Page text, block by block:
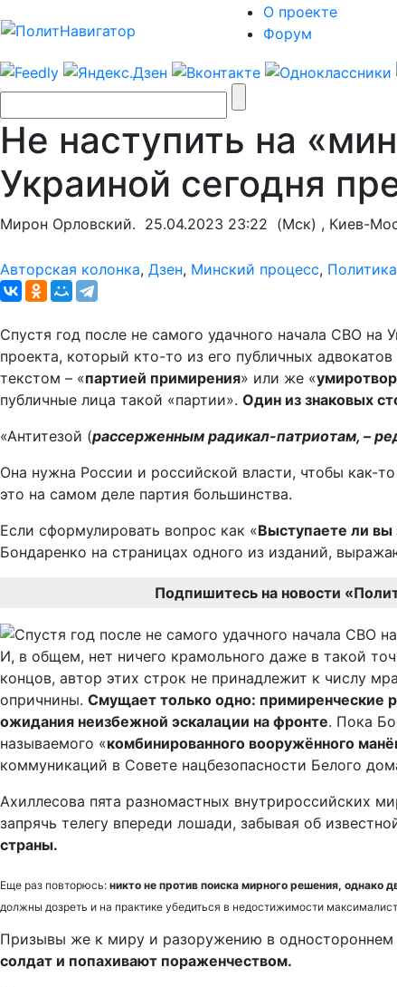
О проекте
Форум
Не наступить на
Украиной сегодня
Мирон Орловский. 25.04.2023 23:22 (Мск) , Киев-
Авторская колонка, Дзен, Минский процесс, Политика
Спустя год после не самого удачного начала СВО на
проекта, который кто-то из его публичных
текстом – «партией примирения» или же «
публичные лица такой «партии». Один из знаковых
«Антитезой (рассерженным радикал-патриотам, –
Она нужна России и российской власти, чтобы как-
это на самом деле партия большинства.
Если сформулировать вопрос как «Выступаете ли
Бондаренко на страницах одного из изданий,
Подпишитесь на новости
И, в общем, нет ничего крамольного даже в такой
концов, автор этих строк не принадлежит к числу
опричнины. Смущает только одно: примиренческие
ожидания неизбежной эскалации на фронте. Пока
называемого «комбинированного вооружённого
коммуникаций в Совете нацбезопасности Белого
Ахиллесова пята разномастных внутрироссийских
запрячь телегу впереди лошади, забывая об
страны.
Еще раз повторюсь: никто не против поиска мирного решения, однако
должны дозреть и на практике убедиться в недостижимости
Призывы же к миру и разоружению в одностороннем
солдат и попахивают пораженчеством.